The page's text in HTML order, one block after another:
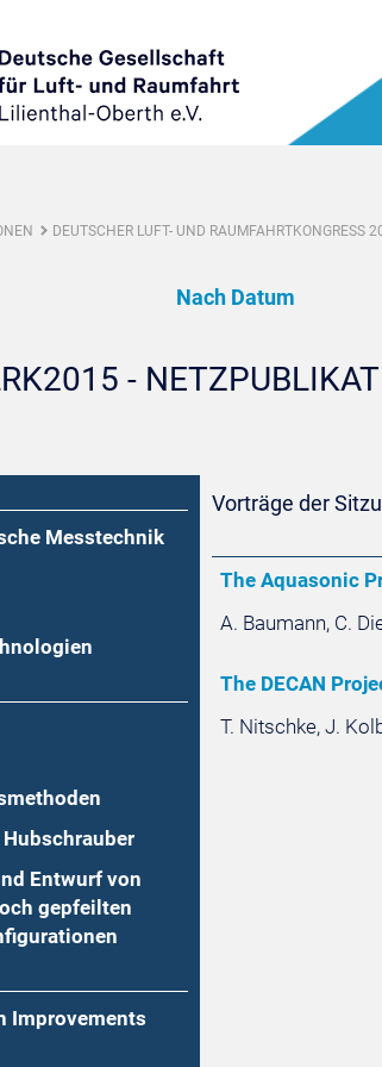
DEUTSCHER LUFT- UND RAUMFAHRTKONGRESS
Nach Datum
-
Messtechnik
Entwurf von
gepfeilten
Improvements
Vorträge der
The Aquasonic
A. Baumann, C.
The DECAN
T. Nitschke, J.